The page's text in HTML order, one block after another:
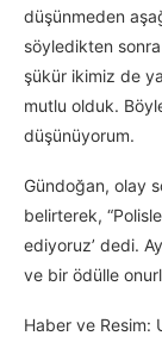
düşünmeden
söyledikten sonra
şükür ikimiz de
mutlu olduk.
düşünüyorum.
Gündoğan, olay
belirterek,
ediyoruz’ dedi.
ve bir ödülle
Haber ve Resim: